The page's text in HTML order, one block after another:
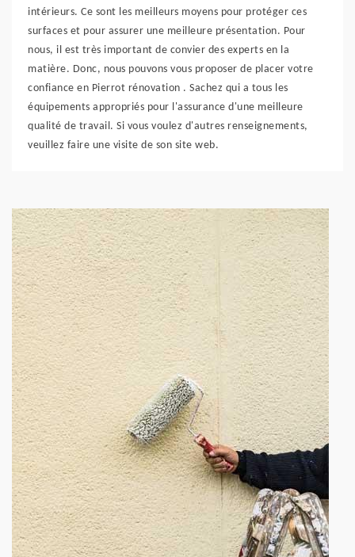
intérieurs. Ce sont les meilleurs moyens pour protéger ces
surfaces et pour assurer une meilleure présentation. Pour
nous, il est très important de convier des experts en la
matière. Donc, nous pouvons vous proposer de placer votre
confiance en Pierrot rénovation . Sachez qui a tous les
équipements appropriés pour l'assurance d'une meilleure
qualité de travail. Si vous voulez d'autres renseignements,
veuillez faire une visite de son site web.